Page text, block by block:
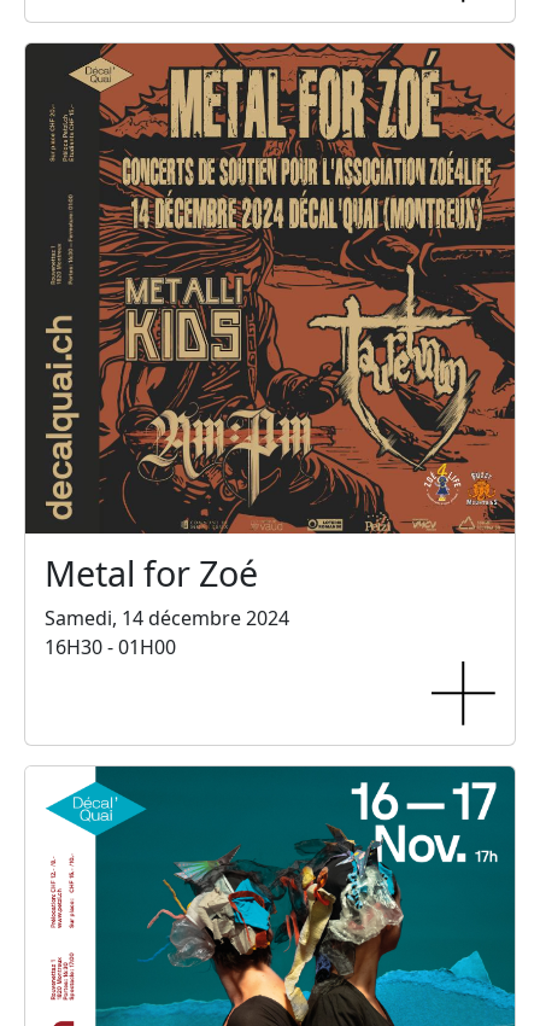
Metal for Zoé
Samedi, 14 décembre 2024
16H30 - 01H00